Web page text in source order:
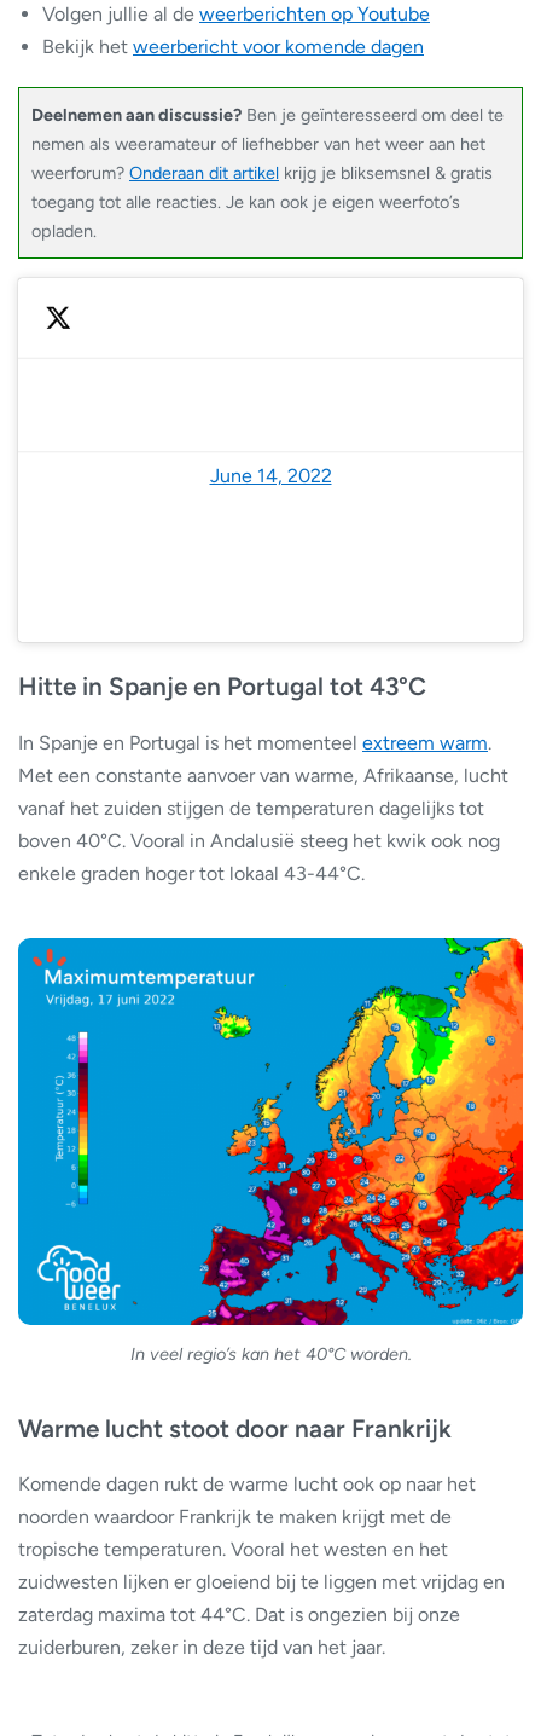
Volgen jullie al de weerberichten op Youtube
Bekijk het weerbericht voor komende dagen
Deelnemen aan discussie? Ben je geïnteresseerd om deel te
nemen als weeramateur of liefhebber van het weer aan het
weerforum? Onderaan dit artikel krijg je bliksemsnel & gratis
toegang tot alle reacties. Je kan ook je eigen weerfoto’s
opladen.
June 14, 2022
Hitte in Spanje en Portugal tot 43°C
In Spanje en Portugal is het momenteel extreem warm.
Met een constante aanvoer van warme, Afrikaanse, lucht
vanaf het zuiden stijgen de temperaturen dagelijks tot
boven 40°C. Vooral in Andalusië steeg het kwik ook nog
enkele graden hoger tot lokaal 43-44°C.
In veel regio’s kan het 40°C worden.
Warme lucht stoot door naar Frankrijk
Komende dagen rukt de warme lucht ook op naar het
noorden waardoor Frankrijk te maken krijgt met de
tropische temperaturen. Vooral het westen en het
zuidwesten lijken er gloeiend bij te liggen met vrijdag en
zaterdag maxima tot 44°C. Dat is ongezien bij onze
zuiderburen, zeker in deze tijd van het jaar.